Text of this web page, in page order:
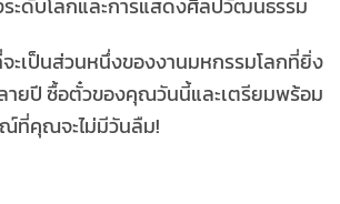
ะเป็นส่วนหนึ่งของงานมหกรรมโลกที่ยิ่ง
ยปี ซื้อตั๋วของคุณวันนี้และเตรียมพร้อม
ที่คุณจะไม่มีวันลืม!